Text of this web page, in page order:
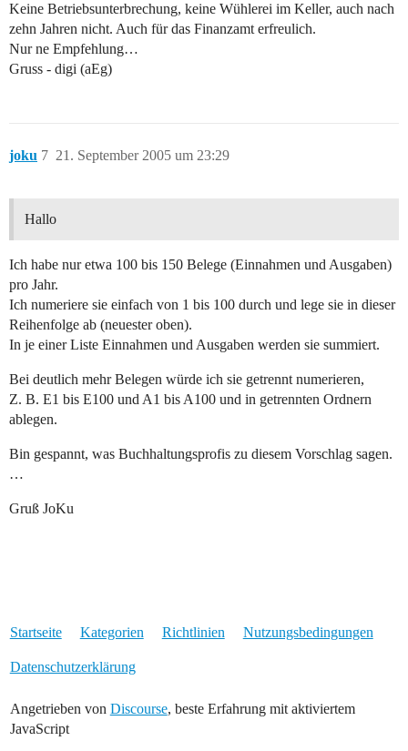
Keine Betriebsunterbrechung, keine Wühlerei im Keller, auch nach
zehn Jahren nicht. Auch für das Finanzamt erfreulich.
Nur ne Empfehlung…
Gruss - digi (aEg)
joku 21. September 2005 um 23:29
7
Hallo
Ich habe nur etwa 100 bis 150 Belege (Einnahmen und Ausgaben)
pro Jahr.
Ich numeriere sie einfach von 1 bis 100 durch und lege sie in dieser
Reihenfolge ab (neuester oben).
In je einer Liste Einnahmen und Ausgaben werden sie summiert.
Bei deutlich mehr Belegen würde ich sie getrennt numerieren,
Z. B. E1 bis E100 und A1 bis A100 und in getrennten Ordnern
ablegen.
Bin gespannt, was Buchhaltungsprofis zu diesem Vorschlag sagen.
…
Gruß JoKu
Startseite Kategorien Richtlinien Nutzungsbedingungen
Datenschutzerklärung
Angetrieben von Discourse, beste Erfahrung mit aktiviertem
JavaScript